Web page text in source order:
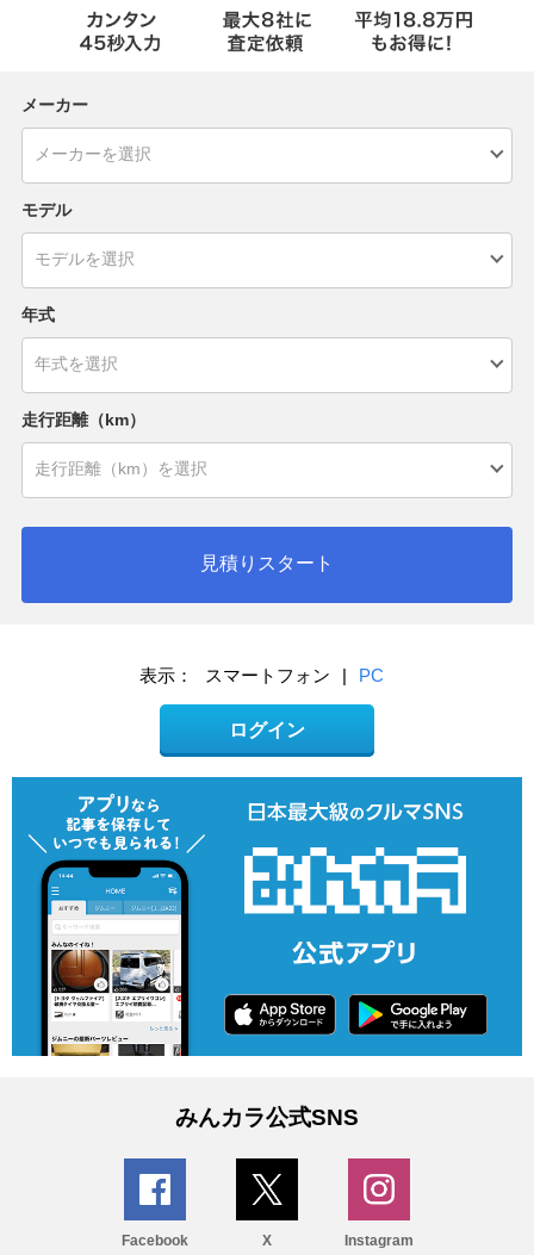
メーカー
モデル
年式
走行距離（km）
見積りスタート
表示： スマートフォン | PC
ログイン
みんカラ公式SNS
Facebook X Instagram